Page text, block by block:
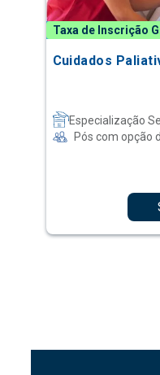
Taxa de Inscrição
Cuidados
Especialização
Pós com opção